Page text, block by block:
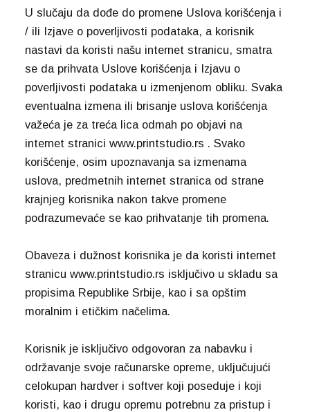
U slučaju da dođe do promene Uslova korišćenja i
/ ili Izjave o poverljivosti podataka, a korisnik
nastavi da koristi našu internet stranicu, smatra
se da prihvata Uslove korišćenja i Izjavu o
poverljivosti podataka u izmenjenom obliku. Svaka
eventualna izmena ili brisanje uslova korišćenja
važeća je za treća lica odmah po objavi na
internet stranici www.printstudio.rs . Svako
korišćenje, osim upoznavanja sa izmenama
uslova, predmetnih internet stranica od strane
krajnjeg korisnika nakon takve promene
podrazumevaće se kao prihvatanje tih promena.
Obaveza i dužnost korisnika je da koristi internet
stranicu www.printstudio.rs isključivo u skladu sa
propisima Republike Srbije, kao i sa opštim
moralnim i etičkim načelima.
Korisnik je isključivo odgovoran za nabavku i
održavanje svoje računarske opreme, uključujući
celokupan hardver i softver koji poseduje i koji
koristi, kao i drugu opremu potrebnu za pristup i